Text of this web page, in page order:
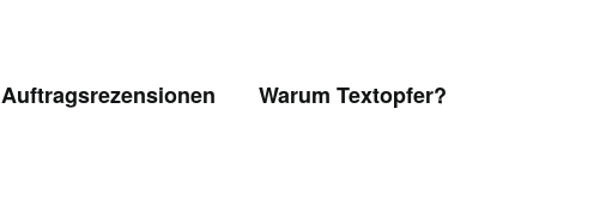
Auftragsrezensionen Warum Textopfer?